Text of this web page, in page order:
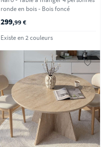
ronde en bois - Bois foncé
299,99 €
Existe en 2 couleurs